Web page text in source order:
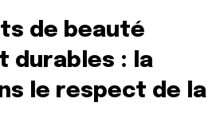
de beauté
durables : la
le respect de la